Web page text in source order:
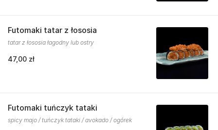
Futomaki tatar z łososia
tatar z łososia łagodny lub ostry
47,00 zł
Futomaki tuńczyk tataki
spicy majo / tuńczyk tataki / avokado / ogórek